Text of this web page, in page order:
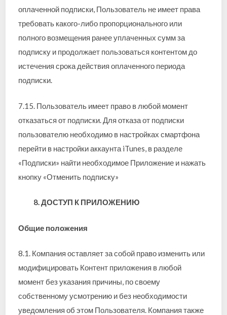
оплаченной подписки, Пользователь не имеет права
требовать какого-либо пропорционального или
полного возмещения ранее уплаченных сумм за
подписку и продолжает пользоваться контентом до
истечения срока действия оплаченного периода
подписки.
7.15. Пользователь имеет право в любой момент
отказаться от подписки. Для отказа от подписки
пользователю необходимо в настройках смартфона
перейти в настройки аккаунта iTunes, в разделе
«Подписки» найти необходимое Приложение и нажать
кнопку «Отменить подписку»
8. ДОСТУП К ПРИЛОЖЕНИЮ
Общие положения
8.1. Компания оставляет за собой право изменить или
модифицировать Контент приложения в любой
момент без указания причины, по своему
собственному усмотрению и без необходимости
уведомления об этом Пользователя. Компания также